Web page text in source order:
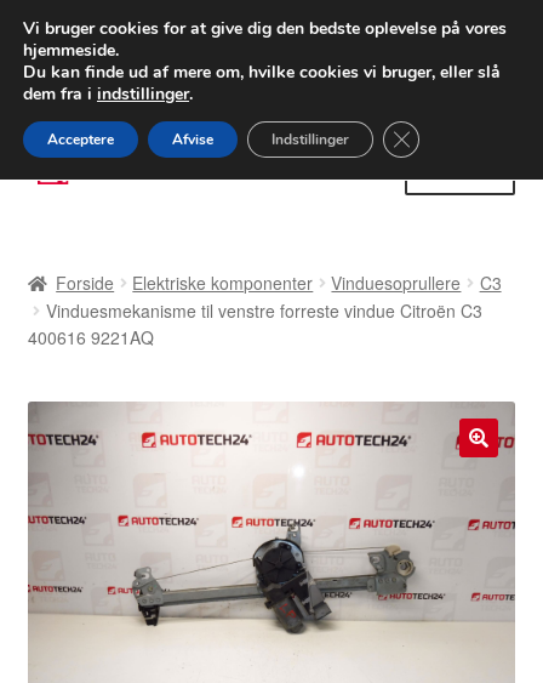
LEVERING fra 55 kr.
FEDEX verdensomspændende forsendelse
80 82 72 02
Spring
til
Spring
til
Betalinger
Klage
Kurv
Forside Elektriske komponenter Vinduesoprullere
C3
Vinduesmekanisme til venstre forreste vindue Citroën C3
400616 9221AQ
Vi bruger cookies for at give dig den bedste oplevelse på vores
hjemmeside.
Du kan finde ud af mere om, hvilke cookies vi bruger, eller slå
dem fra i indstillinger.
Acceptere Afvise Indstillinger Close GDPR